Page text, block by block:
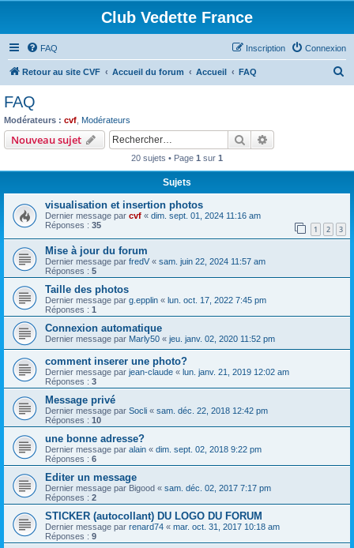
Club Vedette France
FAQ Connexion
Inscription
Retour au site CVF Accueil du forum Accueil FAQ
e
r
FAQ
Modérateurs : cvf Modérateurs
Nouveau sujet Rechercher
20 sujets • Page 1 sur 1
Sujets
visualisation et insertion photos
Dernier message par cvf « dim. sept. 01, 2024 11:16 am
Réponses : 35 1 2 3
Mise à jour du forum
Dernier message par fredV « sam. juin 22, 2024 11:57 am
Réponses : 5
Taille des photos
Dernier message par g.epplin « lun. oct. 17, 2022 7:45 pm
Réponses : 1
Connexion automatique
Dernier message par Marly50 « jeu. janv. 02, 2020 11:52 pm
comment inserer une photo?
Dernier message par jean-claude « lun. janv. 21, 2019 12:02 am
Réponses : 3
Message privé
Dernier message par Socli « sam. déc. 22, 2018 12:42 pm
Réponses : 10
une bonne adresse?
Dernier message par alain « dim. sept. 02, 2018 9:22 pm
Réponses : 6
Editer un message
Dernier message par Bigood « sam. déc. 02, 2017 7:17 pm
Réponses : 2
STICKER (autocollant) DU LOGO DU FORUM
Dernier message par renard74 « mar. oct. 31, 2017 10:18 am
Réponses : 9